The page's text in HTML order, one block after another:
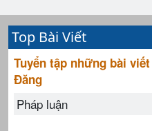
Top Bài Viết
Tuyển tập những bài
Đăng
Pháp luận